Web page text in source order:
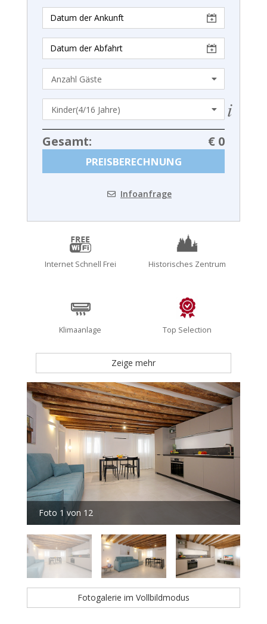
Gesamt: € 0
PREISBERECHNUNG
Infoanfrage
Internet Schnell Frei Historisches Zentrum
Klimaanlage Top Selection
Zeige mehr
Foto 1 von 12
Fotogalerie im Vollbildmodus